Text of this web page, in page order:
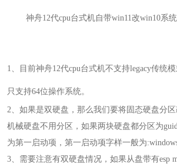
神舟12代cpu台式机自带win11改win10系统
1 目前神舟12代cpu台式机不支持legacy传统
只支持64位操作系统。
2 、如果是双硬盘，那么我们要将固态硬盘分区
机械硬盘不用分区，如果两块硬盘都分区为
为第一启动项，第一启动项字样一般为
3 、需要注意有双硬盘情况，如果从盘带有esp